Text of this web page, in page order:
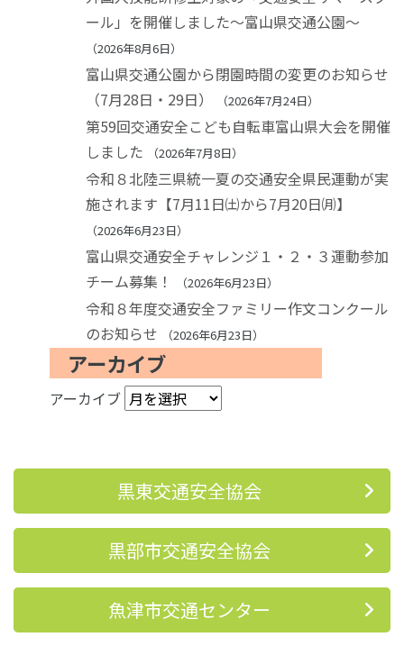
ール」を開催しました～富山県交通公園～
2026年8月6日
富山県交通公園から閉園時間の変更のお知らせ
（7月28日・29日）
2026年7月24日
第59回交通安全こども自転車富山県大会を開催
しました
2026年7月8日
令和８北陸三県統一夏の交通安全県民運動が実
施されます【7月11日㈯から7月20日㈪】
2026年6月23日
富山県交通安全チャレンジ１・２・３運動参加
チーム募集！
2026年6月23日
令和８年度交通安全ファミリー作文コンクール
のお知らせ
2026年6月23日
アーカイブ
アーカイブ
黒東交通安全協会
黒部市交通安全協会
魚津市交通センター